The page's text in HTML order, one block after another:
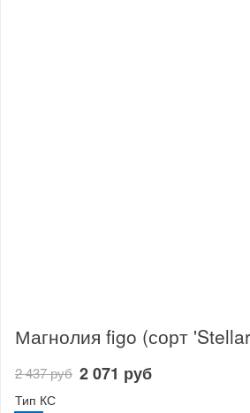
Магнолия figo (сорт
2 437 руб 2 071 руб
Тип КС